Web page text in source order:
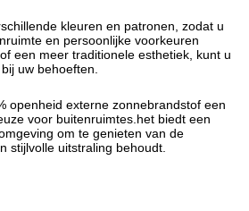
kleuren en patronen, zodat u
en persoonlijke voorkeuren
een meer traditionele esthetiek, kunt u
uw behoeften.
openheid externe zonnebrandstof een
voor buitenruimtes.het biedt een
om te genieten van de
stijlvolle uitstraling behoudt.